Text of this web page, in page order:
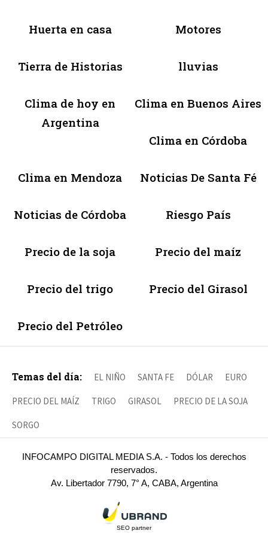
Huerta en casa Motores
Tierra de Historias lluvias
Clima de hoy en
Argentina
Clima en Buenos Aires
Clima en Córdoba
Clima en Mendoza Noticias De Santa Fé
Noticias de Córdoba Riesgo País
Precio de la soja Precio del maíz
Precio del trigo Precio del Girasol
Precio del Petróleo
Temas del día: EL NIÑO SANTA FE DÓLAR EURO
PRECIO DEL MAÍZ TRIGO GIRASOL PRECIO DE LA SOJA
SORGO
INFOCAMPO DIGITAL MEDIA S.A. - Todos los derechos
reservados.
Av. Libertador 7790, 7° A, CABA, Argentina
SEO partner